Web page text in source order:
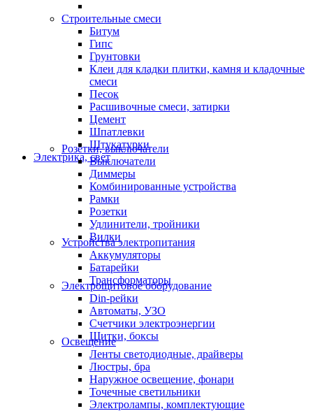
Строительные смеси
Битум
Гипс
Грунтовки
Клеи для кладки плитки, камня и кладочные
смеси
Песок
Расшивочные смеси, затирки
Цемент
Шпатлевки
Штукатурки
Электрика, свет
Розетки, выключатели
Выключатели
Диммеры
Комбинированные устройства
Рамки
Розетки
Удлинители, тройники
Вилки
Устройства электропитания
Аккумуляторы
Батарейки
Трансформаторы
Электрощитовое оборудование
Din-рейки
Автоматы, УЗО
Счетчики электроэнергии
Щитки, боксы
Освещение
Ленты светодиодные, драйверы
Люстры, бра
Наружное освещение, фонари
Точечные светильники
Электролампы, комплектующие